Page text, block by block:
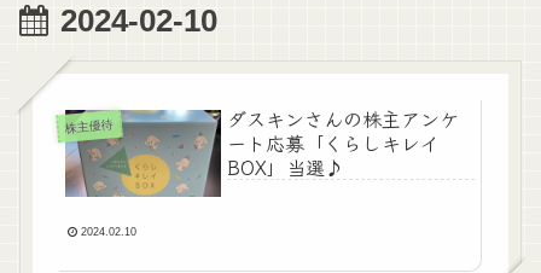
2024-02-10
株主優待
ダスキンさんの株主アンケ
ート応募「くらしキレイ
BOX」当選♪
2024.02.10